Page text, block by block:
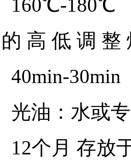
160℃-180℃
高 低 调 整
40min-30min
光油：水或
12个月 存放